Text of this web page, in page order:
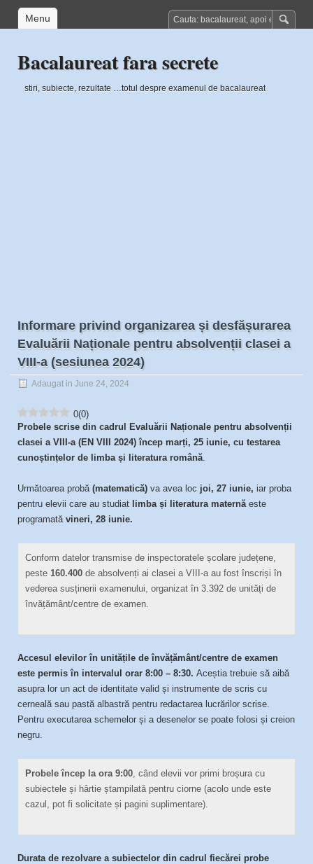
Menu
Bacalaureat fara secrete
stiri, subiecte, rezultate …totul despre examenul de bacalaureat
Informare privind organizarea și desfășurarea
Evaluării Naționale pentru absolvenții clasei a
VIII-a (sesiunea 2024)
Adaugat in June 24, 2024
0(0)
Probele scrise din cadrul Evaluării Naționale pentru absolvenții
clasei a VIII-a (EN VIII 2024) încep marți, 25 iunie, cu testarea
cunoștințelor de limba și literatura română.
Următoarea probă(matematică) va avea loc joi, 27 iunie, iar proba
pentru elevii care au studiat limba și literatura maternă este
programată vineri, 28 iunie.
Conform datelor transmise de inspectoratele școlare județene,
peste 160.400 de absolvenți ai clasei a VIII-a au fost înscriși în
vederea susținerii examenului, organizat în 3.392 de unități de
învățământ/centre de examen.
Accesul elevilor în unitățile de învățământ/centre de examen
este permis în intervalul orar 8:00 – 8:30. Aceștia trebuie să aibă
asupra lor un act de identitate valid și instrumente de scris cu
cerneală sau pastă albastră pentru redactarea lucrărilor scrise.
Pentru executarea schemelor și a desenelor se poate folosi și creion
negru.
Probele încep la ora 9:00, când elevii vor primi broșura cu
subiectele și hârtie ștampilată pentru ciorne (acolo unde este
cazul, pot fi solicitate și pagini suplimentare).
Durata de rezolvare a subiectelor din cadrul fiecărei probe